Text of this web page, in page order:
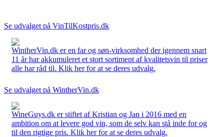
Se udvalget på VinTilKostpris.dk
WintherVin.dk er en far og søn-virksomhed der igennem snart
11 år har akkumuleret et stort sortiment af kvalitetsvin til priser
alle har råd til. Klik her for at se deres udvalg.
Se udvalget på WintherVin.dk
WineGuys.dk er stiftet af Kristian og Jan i 2016 med en
ambition om at levere god vin, som de selv kan stå inde for og
til den rigtige pris. Klik her for at se deres udvalg.